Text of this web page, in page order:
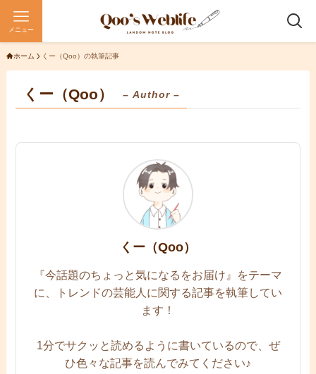
メニュー
ホーム くー（Qoo）の執筆記事
くー（Qoo） – Author –
くー（Qoo）
『今話題のちょっと気になるをお届け』をテーマ
に、トレンドの芸能人に関する記事を執筆してい
ます！
1分でサクッと読めるように書いているので、ぜ
ひ色々な記事を読んでみてください♪